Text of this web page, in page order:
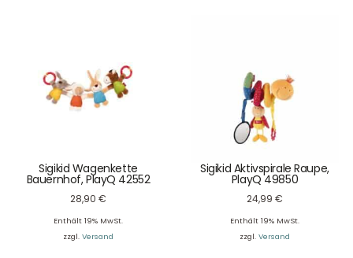
Sigikid Wagenkette
Bauernhof, PlayQ 42552
28,90 €
Enthält 19% MwSt.
zzgl. Versand
Sigikid Aktivspirale Raupe,
PlayQ 49850
24,99 €
Enthält 19% MwSt.
zzgl. Versand